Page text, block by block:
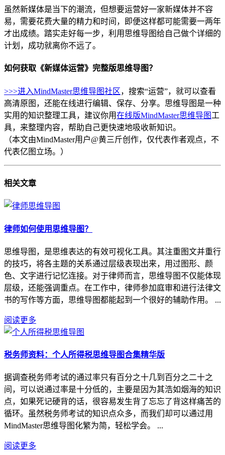
虽然新媒体是当下的潮流，但想要运营好一家新媒体并不容
易，需要花费大量的精力和时间，即便这样都可能需要一两年
才出成绩。踏实走好每一步，利用思维导图给自己做个详细的
计划，成功就离你不远了。
如何获取《新媒体运营》完整版思维导图？
>>>进入MindMaster思维导图社区，搜索“运营”，就可以查看
高清原图，还能在线进行编辑、保存、分享。思维导图是一种
实用的知识整理工具，建议你用在线版MindMaster思维导图 工
具，来整理内容，帮助自己更快速地吸收新知识。
（本文由MindMaster用户@黄三斤创作，仅代表作者观点，不
代表亿图立场。）
相关文章
律师如何使用思维导图？
思维导图，是思维表达的有效可视化工具。其注重图文并重行
的技巧，将各主题的关系通过层级表现出来，用过图形、颜
色、文字进行记忆连接。对于律师而言，思维导图不仅能体现
层级，还能强调重点。在工作中，律师参加庭审和进行法律文
书的写作等方面，思维导图都能起到一个很好的辅助作用。 ...
阅读更多
税务师资料：个人所得税思维导图合集精华版
据调查税务师考试的通过率只有百分之十几到百分之二十之
间，可以说通过率是十分低的，主要是因为其浩如烟海的知识
点，如果死记硬背的话，很容易发生背了忘忘了背这样痛苦的
循环。虽然税务师考试的知识点众多，而我们却可以通过用
MindMaster思维导图化繁为简，轻松学会。 ...
阅读更多